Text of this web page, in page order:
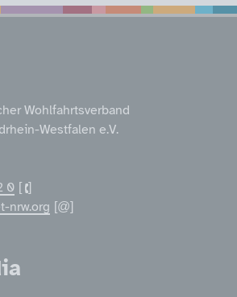
Wohlfahrtsverband
Westfalen e.V.
0
nrw.org